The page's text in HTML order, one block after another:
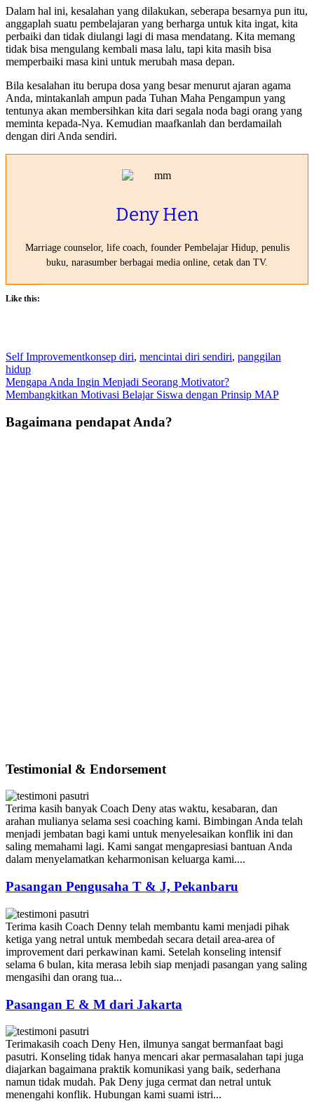
Dalam hal ini, kesalahan yang dilakukan, seberapa besarnya pun itu,
anggaplah suatu pembelajaran yang berharga untuk kita ingat, kita
perbaiki dan tidak diulangi lagi di masa mendatang. Kita memang
tidak bisa mengulang kembali masa lalu, tapi kita masih bisa
memperbaiki masa kini untuk merubah masa depan.
Bila kesalahan itu berupa dosa yang besar menurut ajaran agama
Anda, mintakanlah ampun pada Tuhan Maha Pengampun yang
tentunya akan membersihkan kita dari segala noda bagi orang yang
meminta kepada-Nya. Kemudian maafkanlah dan berdamailah
dengan diri Anda sendiri.
Deny Hen
Marriage counselor, life coach, founder Pembelajar Hidup, penulis
buku, narasumber berbagai media online, cetak dan TV.
Like this:
Self Improvementkonsep diri, mencintai diri sendiri, panggilan
hidup
Post
navigation
Mengapa Anda Ingin Menjadi Seorang Motivator?
Membangkitkan Motivasi Belajar Siswa dengan Prinsip MAP
Bagaimana pendapat Anda?
Testimonial & Endorsement
Terima kasih banyak Coach Deny atas waktu, kesabaran, dan
arahan mulianya selama sesi coaching kami. Bimbingan Anda telah
menjadi jembatan bagi kami untuk menyelesaikan konflik ini dan
saling memahami lagi. Kami sangat mengapresiasi bantuan Anda
dalam menyelamatkan keharmonisan keluarga kami....
Pasangan Pengusaha T & J, Pekanbaru
Terima kasih Coach Denny telah membantu kami menjadi pihak
ketiga yang netral untuk membedah secara detail area-area of
improvement dari perkawinan kami. Setelah konseling intensif
selama 6 bulan, kita merasa lebih siap menjadi pasangan yang saling
mengasihi dan orang tua...
Pasangan E & M dari Jakarta
Terimakasih coach Deny Hen, ilmunya sangat bermanfaat bagi
pasutri. Konseling tidak hanya mencari akar permasalahan tapi juga
diajarkan bagaimana praktik komunikasi yang baik, sederhana
namun tidak mudah. Pak Deny juga cermat dan netral untuk
menengahi konflik. Hubungan kami suami istri...